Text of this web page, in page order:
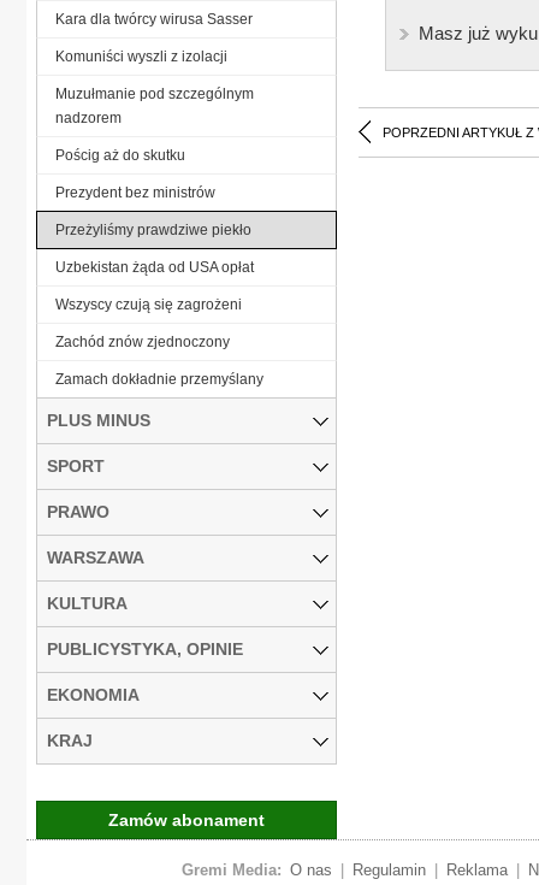
Masz już
POPRZEDNI ARTYKUŁ Z
Kara dla twórcy wirusa Sasser
Komuniści wyszli z izolacji
Muzułmanie pod szczególnym
nadzorem
Pościg aż do skutku
Prezydent bez ministrów
Przeżyliśmy prawdziwe piekło
Uzbekistan żąda od USA opłat
Wszyscy czują się zagrożeni
Zachód znów zjednoczony
Zamach dokładnie przemyślany
PLUS MINUS
SPORT
PRAWO
WARSZAWA
KULTURA
PUBLICYSTYKA, OPINIE
EKONOMIA
KRAJ
Zamów abonament
Gremi Media: O nas Regulamin Reklama